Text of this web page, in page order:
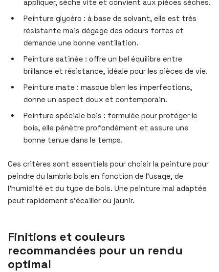
appliquer, sèche vite et convient aux pièces sèches.
Peinture glycéro : à base de solvant, elle est très
résistante mais dégage des odeurs fortes et
demande une bonne ventilation.
Peinture satinée : offre un bel équilibre entre
brillance et résistance, idéale pour les pièces de vie.
Peinture mate : masque bien les imperfections,
donne un aspect doux et contemporain.
Peinture spéciale bois : formulée pour protéger le
bois, elle pénètre profondément et assure une
bonne tenue dans le temps.
Ces critères sont essentiels pour choisir la peinture pour
peindre du lambris bois en fonction de l’usage, de
l’humidité et du type de bois. Une peinture mal adaptée
peut rapidement s’écailler ou jaunir.
Finitions et couleurs
recommandées pour un rendu
optimal